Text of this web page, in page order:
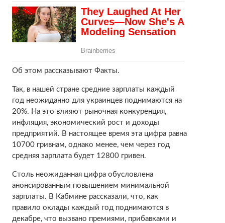
Об этом рассказывают Факты.
Так, в нашей стране средние зарплаты каждый
год неожиданно для украинцев поднимаются на
20%. На это влияют рыночная конкуренция,
инфляция, экономический рост и доходы
предприятий. В настоящее время эта цифра равна
10700 гривнам, однако менее, чем через год
средняя зарплата будет 12800 гривен.
Столь неожиданная цифра обусловлена
анонсированным повышением минимальной
зарплаты. В Кабмине рассказали, что, как
правило оклады каждый год поднимаются в
декабре, что вызвано премиями, прибавками и